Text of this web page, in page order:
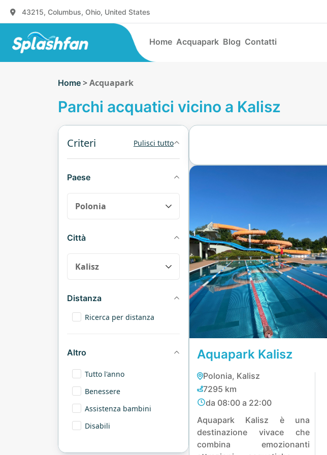
43215, Columbus, Ohio, United States
Home Acquapark Blog Contatti
Home >Acquapark
Parchi acquatici vicino a Kalisz
Criteri Pulisci tutto
Paese
Città
Distanza
Ricerca per distanza
Altro
Tutto l'anno
Benessere
Assistenza bambini
Disabili
Aquapark Kalisz
Polonia, Kalisz
7295 km
da 08:00 a 22:00
Aquapark Kalisz è una
destinazione vivace che
combina emozionanti